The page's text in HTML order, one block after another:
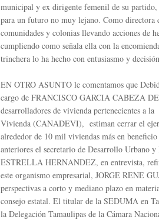
municipal y ex dirigente femenil de su
para un futuro no muy lejano. Como directora
comunidades y colonias llevando acciones de
cumpliendo como señala ella con la
trinchera lo ha hecho con entusiasmo y
EN OTRO ASUNTO le comentamos que
cargo de FRANCISCO GARCIA CABEZA
desarrolladores de vivienda pertenecientes a
Vivienda (CANADEVI), estiman cerrar el
alrededor de 10 mil viviendas más en
anteriores el secretario de Desarrollo Urbano
ESTRELLA HERNANDEZ, en entrevista,
este organismo empresarial, JORGE RENE
perspectivas a corto y mediano plazo en
consejo estatal. El titular de la SEDUMA en
la Delegación Tamaulipas de la Cámara